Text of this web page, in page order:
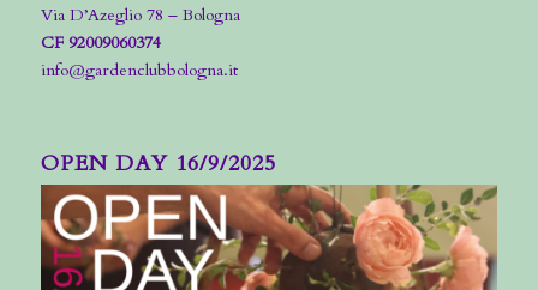
Via D’Azeglio 78 – Bologna
CF 92009060374
info@gardenclubbologna.it
OPEN DAY 16/9/2025